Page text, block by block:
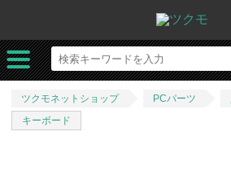
ツクモネットショップ PCパーツ
キーボード